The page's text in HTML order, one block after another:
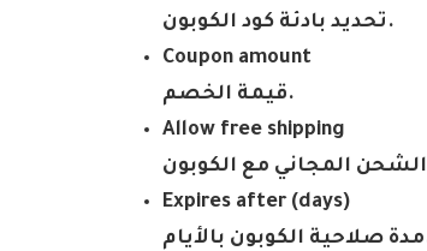
تحديد بادئة كود الكوبون .
Coupon amount
قيمة الخصم.
Allow free shipping
المجاني مع الكوبون
Expires after (days)
مدة صلاحية الكوبون بالأيام